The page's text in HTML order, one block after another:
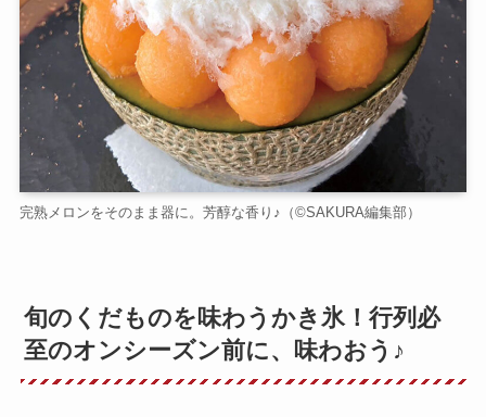
完熟メロンをそのまま器に。芳醇な香り♪（©️SAKURA編集部）
旬のくだものを味わうかき氷！行列必
至のオンシーズン前に、味わおう♪